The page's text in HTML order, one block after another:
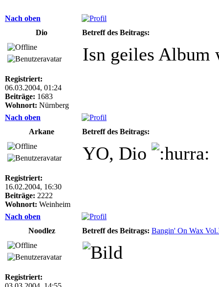
Nach oben
Dio
Betreff des Beitrags:
Registriert:
06.03.2004, 01:24
Beiträge: 1683
Wohnort: Nürnberg
Isn geiles Album
Nach oben
Arkane
Betreff des Beitrags:
Registriert:
16.02.2004, 16:30
Beiträge: 2222
Wohnort: Weinheim
YO, Dio
Nach oben
Noodlez
Betreff des Beitrags: Bangin' On Wax
Registriert: